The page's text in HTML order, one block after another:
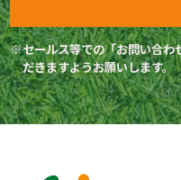
セールス等での「お問い合わ
だきますようお願いします。